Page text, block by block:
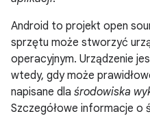
Android to projekt open
sprzętu może stworzyć
operacyjnym. Urządzenie
wtedy, gdy może
napisane dla środowiska
Szczegółowe informacje o